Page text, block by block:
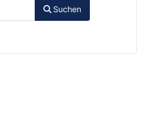
Suchen